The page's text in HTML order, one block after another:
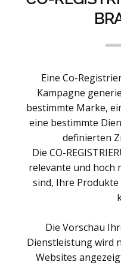
Eine Co-
Kampagne
bestimmte Marke,
eine bestimmte
definierten
Die CO-
relevante und hoch
sind, Ihre
Die Vorschau
Dienstleistung wird
Websites